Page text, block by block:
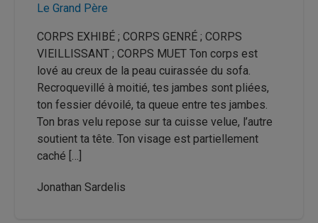
Le Grand Père
CORPS EXHIBÉ ; CORPS GENRÉ ; CORPS
VIEILLISSANT ; CORPS MUET Ton corps est
lové au creux de la peau cuirassée du sofa.
Recroquevillé à moitié, tes jambes sont pliées,
ton fessier dévoilé, ta queue entre tes jambes.
Ton bras velu repose sur ta cuisse velue, l’autre
soutient ta tête. Ton visage est partiellement
caché […]
Jonathan Sardelis